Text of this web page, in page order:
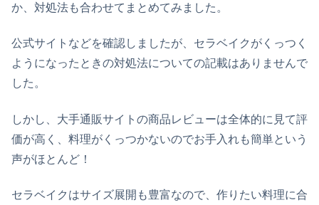
か、対処法も合わせてまとめてみました。
公式サイトなどを確認しましたが、セラベイクがくっつく
ようになったときの対処法についての記載はありませんで
した。
しかし、大手通販サイトの商品レビューは全体的に見て評
価が高く、料理がくっつかないのでお手入れも簡単という
声がほとんど！
セラベイクはサイズ展開も豊富なので、作りたい料理に合